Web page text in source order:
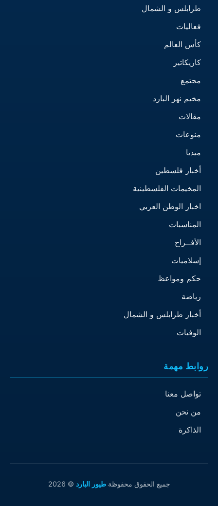
طرابلس و الشمال
فعاليات
كأس العالم
كاريكاتير
مجتمع
مخيم نهر البارد
مقالات
منوعات
ميديا
أخبار فلسطين
المخيمات الفلسطينية
اخبار الوطن العربي
المناسبات
الأفــراح
إسلاميات
حكم ومواعظ
رياضة
أخبار طرابلس و الشمال
الوفيات
روابط مهمة
تواصل معنا
من نحن
الذاكرة
جميع الحقوق محفوظةطيور البارد © 2026